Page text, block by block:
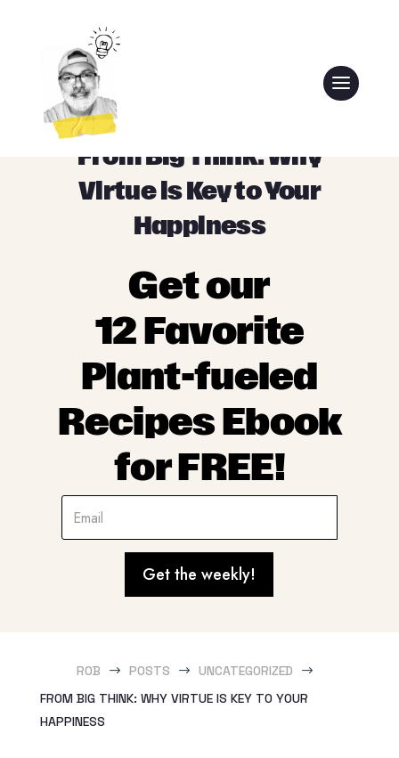
From Big Think: Why
Virtue is Key to Your
Happiness
Get our
12 Favorite
Plant-fueled
Recipes Ebook
for FREE!
Get the weekly!
ROB $ POSTS $ UNCATEGORIZED $
FROM BIG THINK: WHY VIRTUE IS KEY TO YOUR
HAPPINESS